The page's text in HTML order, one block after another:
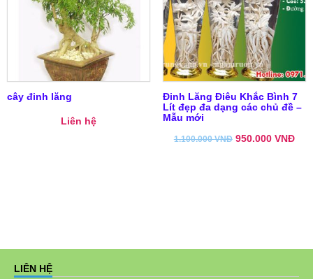
cây đinh lăng
Liên hệ
Đinh Lăng Điêu Khắc Bình 7
Lít đẹp đa dạng các chủ đề –
Mẫu mới
1.100.000VNĐ 950.000 VNĐ
LIÊN HỆ